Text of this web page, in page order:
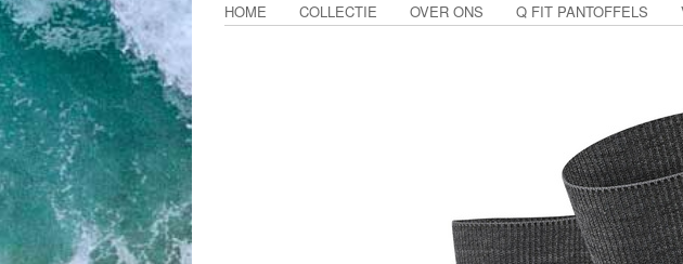
HOME COLLECTIE OVER ONS Q FIT PANTOFFELS